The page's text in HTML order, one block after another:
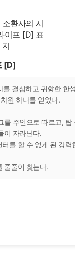
[D]
결심하고 귀향한 한
원 하나를 얻었다.
주인으로 따르고, 탑
이 자라난다.
를 할 수 없게 된 강력
줄줄이 찾는다.